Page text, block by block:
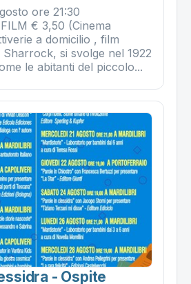
ore 21:30
€ 3,50 (Cinema
a domicilio , film
si svolge nel 1922
le abitanti del piccolo...
- Ospite